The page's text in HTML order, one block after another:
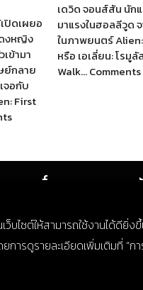
ปิดเผยอ
งหญิง
ข้ามา
ย์กลาย
จอกับ
First
เดวิด จอนส์สัน นัก
มาแรงในฮอลลีวูด
ในภาพยนตร์
หรือ เอเลี่ยน: โรมู
Walk…
ว็บไซต์ให้สามารถใช้งานได้ดียิ่
การดูรายละเอียดเพิ่มเติมที่ “ก